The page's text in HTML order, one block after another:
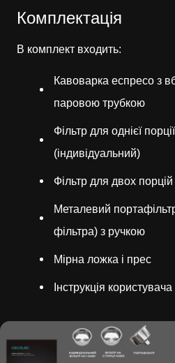
Комплектація
В комплект входить:
Кавоварка еспресо з
паровою трубкою
Фільтр для однієї
(індивідуальний)
Фільтр для двох
Металевий
фільтра) з ручкою
Мірна ложка і прес
Інструкція користувача